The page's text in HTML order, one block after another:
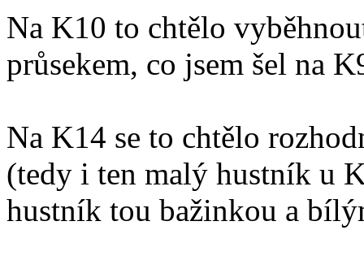
Na K10 to chtělo
průsekem, co jsem šel na
Na K14 se to chtělo
(tedy i ten malý hustník u
hustník tou bažinkou a